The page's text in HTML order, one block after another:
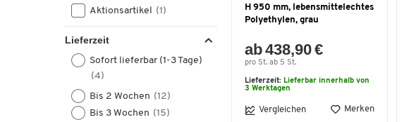
Aktionsartikel (1)
Lieferzeit
Sofort lieferbar (1-3 Tage)
(4)
Bis 2 Wochen (12)
Bis 3 Wochen (15)
H 950 mm, lebensmittelechtes
Polyethylen, grau
ab 438,90 €
pro St. ab 5 St.
Lieferzeit: Lieferbar innerhalb von
3 Werktagen
Vergleichen Merken